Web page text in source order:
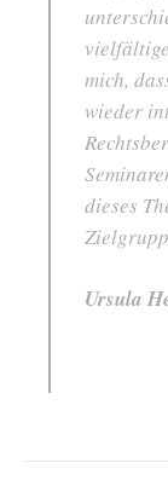
mich,
wieder
dieses
Ursula